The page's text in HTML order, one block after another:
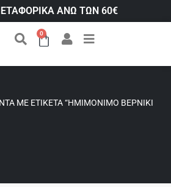
ΑΝΩ ΤΩΝ 60€
0
ΜΕ ΕΤΙΚΈΤΑ “ΗΜΙΜΌΝΙΜΟ ΒΕΡΝΊΚΙ